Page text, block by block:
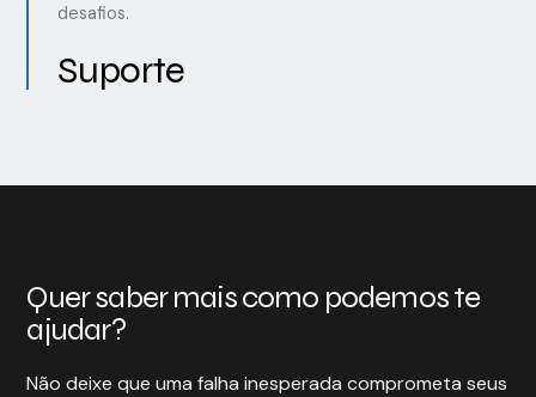
desafios.
Suporte
Quer saber mais como podemos te
ajudar?
Não deixe que uma falha inesperada comprometa seus